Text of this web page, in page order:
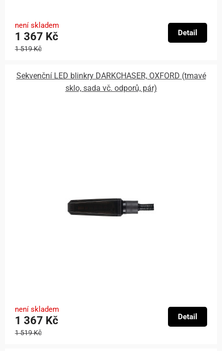
není skladem
1 367 Kč
1 519 Kč
Detail
Sekvenční LED blinkry DARKCHASER, OXFORD (tmavé
sklo, sada vč. odporů, pár)
není skladem
1 367 Kč
1 519 Kč
Detail